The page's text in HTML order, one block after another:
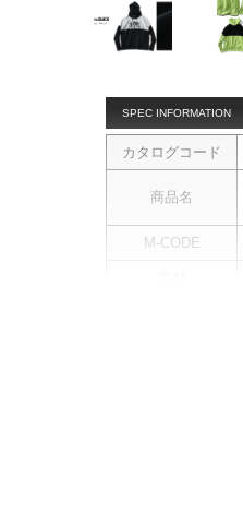
SPEC INFORMATION
カタログコード
商品名
M-CODE